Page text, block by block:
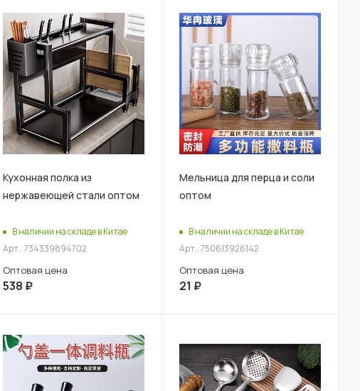
Кухонная полка из
нержавеющей стали оптом
В наличии на складе в Китае
Арт.: 734339894702
Оптовая цена
538 ₽
Мельница для перца и соли
оптом
В наличии на складе в Китае
Арт.: 750613926142
Оптовая цена
21 ₽